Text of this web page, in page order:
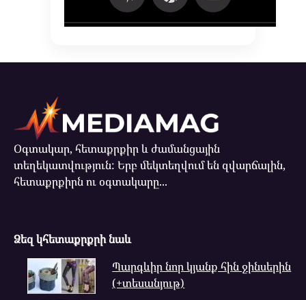
Օգտակար, հետաքրքիր և ժամանցային
տեղեկատվություն: Երբ մեկտեղվում են զվարճալին,
հետաքրքիրն ու օգտակարը...
Ձեզ կհետաքրքրի նաև
Պարգևիր նոր կյանք հին ջինսերին
(+տեսանյութ)